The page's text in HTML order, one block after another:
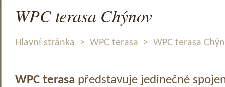
WPC terasa Chýnov
Hlavní stránka > WPC terasa > WPC terasa
WPC terasa představuje jedinečné